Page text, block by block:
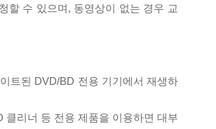
할 수 있으며, 동영상이 없는 경우 교
트된 DVD/BD 전용 기기에서 재생하
리너 등 전용 제품을 이용하면 대부